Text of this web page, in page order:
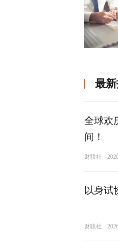
最
全球欢
间！
财联社
以身试
财联社